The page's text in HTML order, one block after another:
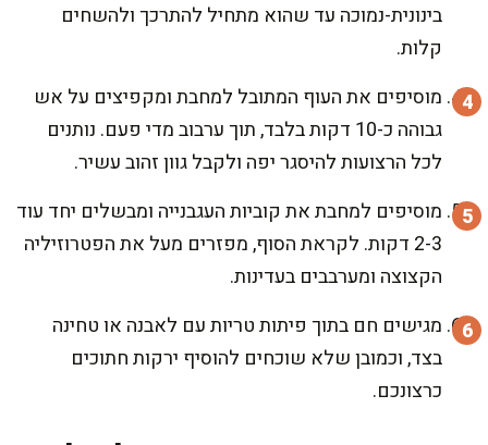
בינונית-נמוכה עד שהוא מתחיל להתרכך ולהשחים
קלות.
מוסיפים את העוף המתובל למחבת ומקפיצים על אש
גבוהה כ-10 דקות בלבד, תוך ערבוב מדי פעם. נותנים
לכל הרצועות להיסגר יפה ולקבל גוון זהוב עשיר.
מוסיפים למחבת את קוביות העגבנייה ומבשלים יחד עוד
2-3 דקות. לקראת הסוף, מפזרים מעל את הפטרוזיליה
הקצוצה ומערבבים בעדינות.
מגישים חם בתוך פיתות טריות עם לאבנה או טחינה
בצד, וכמובן שלא שוכחים להוסיף ירקות חתוכים
כרצונכם.